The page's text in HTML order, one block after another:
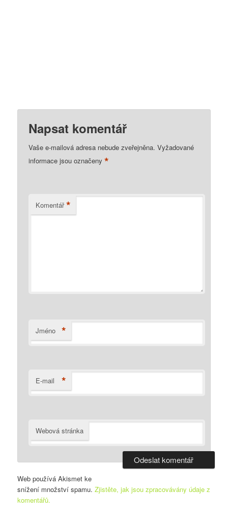
Napsat komentář
Vaše e-mailová adresa nebude zveřejněna. Vyžadované
informace jsou označeny*
Komentář *
Jméno *
E-mail *
Webová stránka
Web používá Akismet ke
snížení množství spamu.Zjistěte, jak jsou zpracovávány údaje z
komentářů.